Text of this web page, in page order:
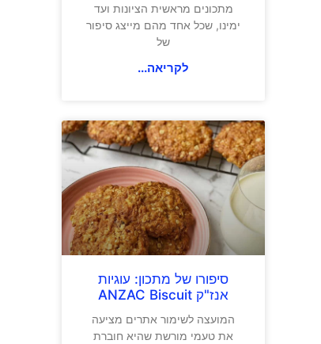
מתכונים מראשית הציונות ועד
ימינו, שכל אחד מהם מייצג סיפור
של
לקריאה...
סיפורו של מתכון: עוגיות
אנז"ק ANZAC Biscuit
המועצה לשימור אתרים מציעה
את טעמי מורשת שהיא חוברת